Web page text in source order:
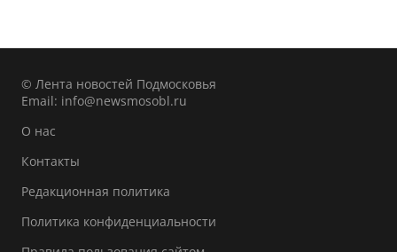
© Лента новостей Подмосковья
Email: info@newsmosobl.ru
О нас
Контакты
Редакционная политика
Политика конфиденциальности